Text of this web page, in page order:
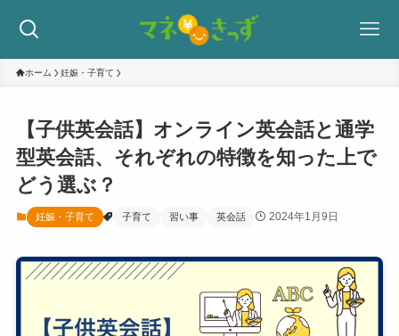
ホーム 妊娠・子育て
【子供英会話】オンライン英会話と通学
型英会話、それぞれの特徴を知った上で
どう選ぶ？
妊娠・子育て 子育て 習い事 英会話 2024年1月9日